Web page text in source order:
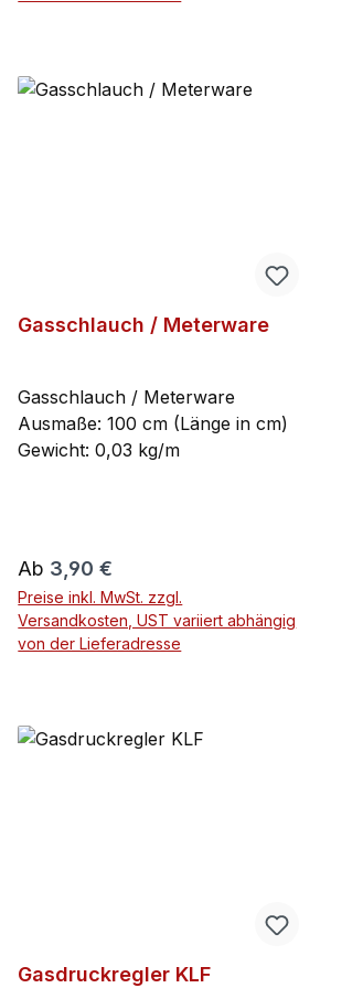
Gasschlauch / Meterware
Gasschlauch / Meterware
Ausmaße: 100 cm (Länge in cm)
Gewicht: 0,03 kg/m
Regulärer Preis:
Ab 3,90 €
Preise inkl. MwSt. zzgl.
Versandkosten, UST variiert abhängig
von der Lieferadresse
Gasdruckregler KLF